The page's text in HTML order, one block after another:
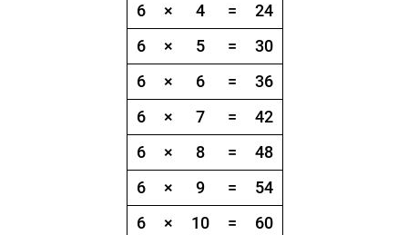
6
× 4 =
24
6
× 5 =
30
6
× 6 =
36
6
× 7 =
42
6
× 8 =
48
6
× 9 =
54
6
× 10 = 60